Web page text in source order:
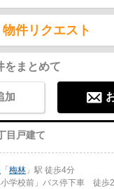
物件リクエスト
をまとめて
加
目戸建て
「 梅林 」駅 徒歩4分
小学校前」バス停下車 徒歩